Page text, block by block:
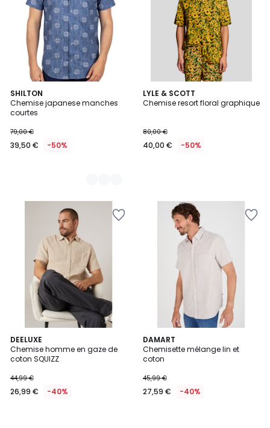
SHILTON
Chemise japanese manches
courtes
79,00 €
39,50 € -50%
2
Couleurs
LYLE & SCOTT
Chemise resort floral graphique
80,00 €
40,00 € -50%
DEELUXE
Chemise homme en gaze de
coton SQUIZZ
44,99 €
26,99 € -40%
DAMART
Chemisette mélange lin et
coton
45,99 €
27,59 € -40%